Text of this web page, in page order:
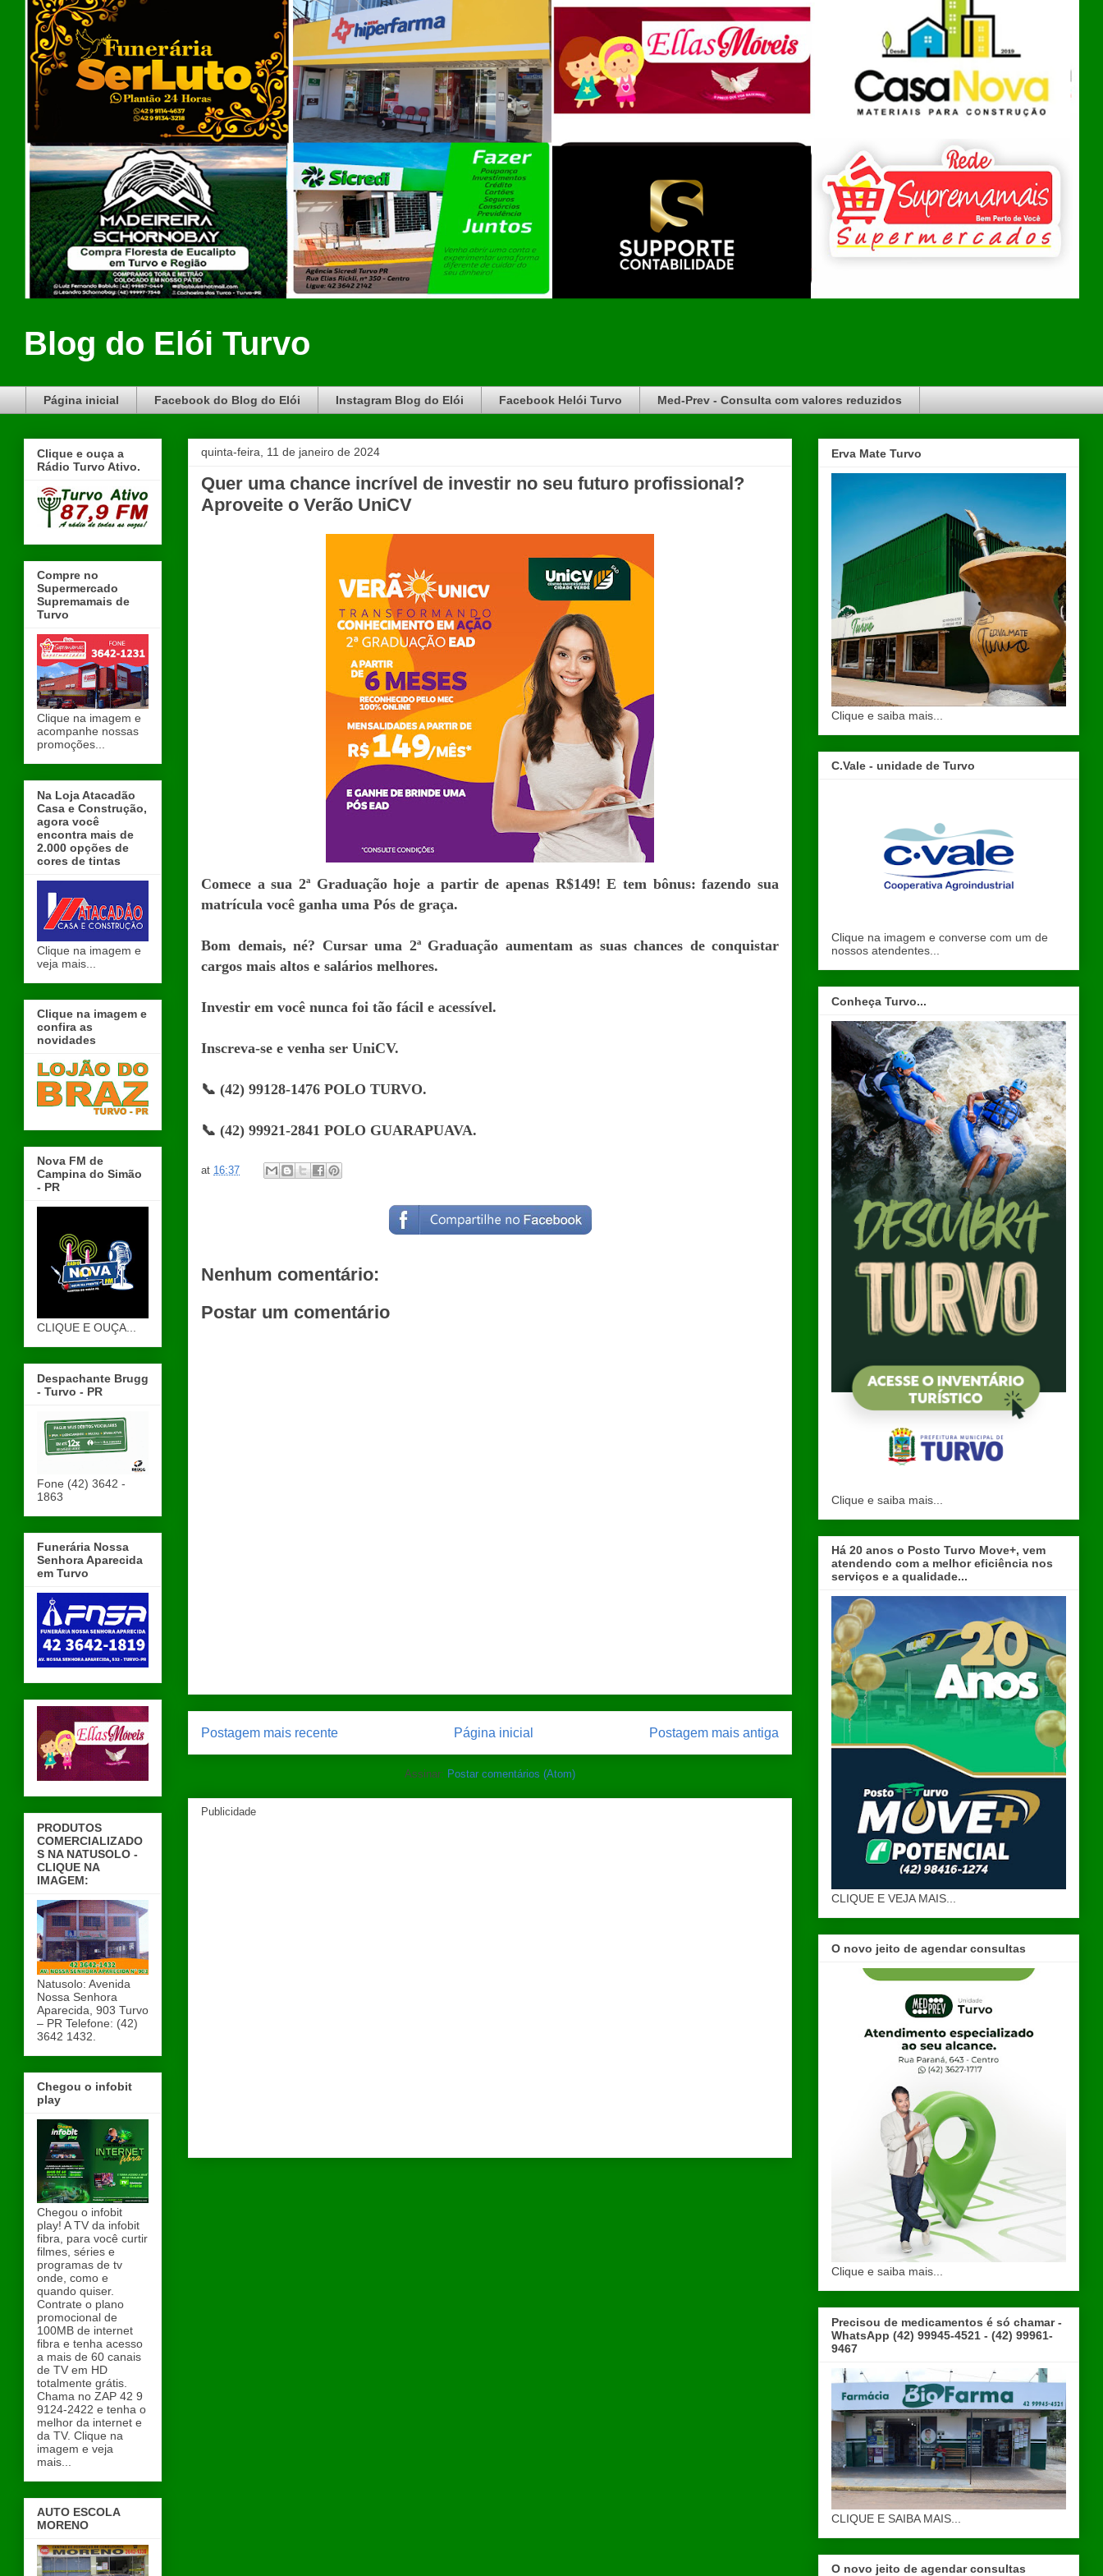
Blog do Elói Turvo
Página inicial Facebook do Blog do Elói Instagram Blog do Elói Facebook Helói Turvo Med-Prev - Consulta com valores reduzidos
quinta-feira, 11 de janeiro de 2024
Quer uma chance incrível de investir no seu futuro profissional?
Aproveite o Verão UniCV
Comece a sua 2ª Graduação hoje a partir de apenas R$149! E tem bônus: fazendo sua
matrícula você ganha uma Pós de graça.
Bom demais, né? Cursar uma 2ª Graduação aumentam as suas chances de conquistar
cargos mais altos e salários melhores.
Investir em você nunca foi tão fácil e acessível.
Inscreva-se e venha ser UniCV.
📞 (42) 99128-1476 POLO TURVO.
📞 (42) 99921-2841 POLO GUARAPUAVA.
at 16:37
Nenhum comentário:
Postar um comentário
Postagem mais recente Postagem mais antiga
Página inicial
Assinar: Postar comentários (Atom)
Publicidade
Clique e ouça a
Rádio Turvo Ativo.
Compre no
Supermercado
Supremamais de
Turvo
Clique na imagem e
acompanhe nossas
promoções...
Na Loja Atacadão
Casa e Construção,
agora você
encontra mais de
2.000 opções de
cores de tintas
Clique na imagem e
veja mais...
Clique na imagem e
confira as
novidades
Nova FM de
Campina do Simão
- PR
CLIQUE E OUÇA...
Despachante Brugg
- Turvo - PR
Fone (42) 3642 -
1863
Funerária Nossa
Senhora Aparecida
em Turvo
PRODUTOS
COMERCIALIZADO
S NA NATUSOLO -
CLIQUE NA
IMAGEM:
Natusolo: Avenida
Nossa Senhora
Aparecida, 903 Turvo
– PR Telefone: (42)
3642 1432.
Chegou o infobit
play
Chegou o infobit
play! A TV da infobit
fibra, para você curtir
filmes, séries e
programas de tv
onde, como e
quando quiser.
Contrate o plano
promocional de
100MB de internet
fibra e tenha acesso
a mais de 60 canais
de TV em HD
totalmente grátis.
Chama no ZAP 42 9
9124-2422 e tenha o
melhor da internet e
da TV. Clique na
imagem e veja
mais...
AUTO ESCOLA
MORENO
Erva Mate Turvo
Clique e saiba mais...
C.Vale - unidade de Turvo
Clique na imagem e converse com um de
nossos atendentes...
Conheça Turvo...
Clique e saiba mais...
Há 20 anos o Posto Turvo Move+, vem
atendendo com a melhor eficiência nos
serviços e a qualidade...
CLIQUE E VEJA MAIS...
O novo jeito de agendar consultas
Clique e saiba mais...
Precisou de medicamentos é só chamar -
WhatsApp (42) 99945-4521 - (42) 99961-
9467
CLIQUE E SAIBA MAIS...
O novo jeito de agendar consultas